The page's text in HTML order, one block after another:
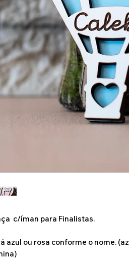
c/íman para Finalistas.
azul ou rosa conforme o nome.